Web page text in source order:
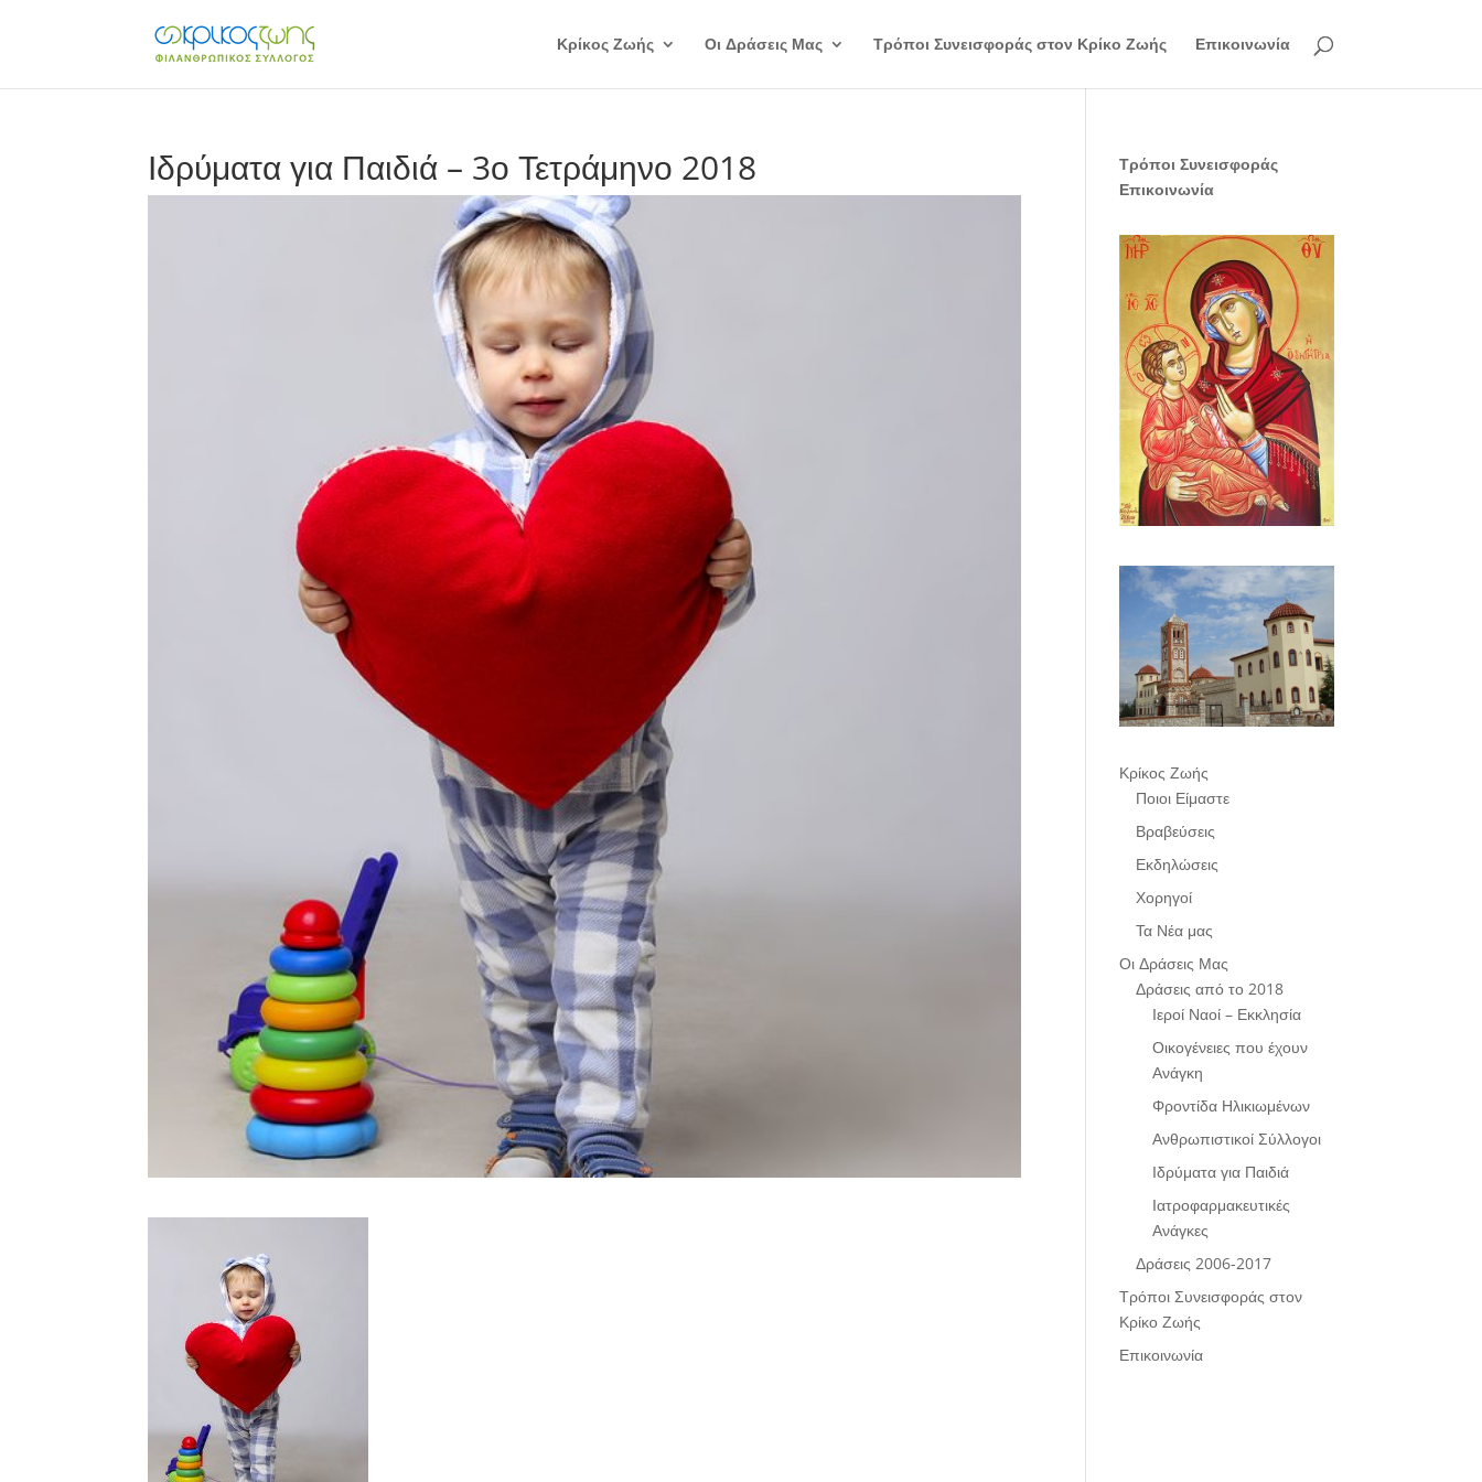
Κρίκος Ζωής Οι Δράσεις Μας Τρόποι Συνεισφοράς στον Κρίκο Ζωής Επικοινωνία
Ιδρύματα για Παιδιά – 3ο Τετράμηνο 2018
Τρόποι Συνεισφοράς
Επικοινωνία
Κρίκος Ζωής
Ποιοι Είμαστε
Βραβεύσεις
Εκδηλώσεις
Χορηγοί
Τα Νέα μας
Οι Δράσεις Μας
Δράσεις από το 2018
Ιεροί Ναοί – Εκκλησία
Οικογένειες που έχουν
Ανάγκη
Φροντίδα Ηλικιωμένων
Ανθρωπιστικοί Σύλλογοι
Ιδρύματα για Παιδιά
Ιατροφαρμακευτικές
Ανάγκες
Δράσεις 2006-2017
Τρόποι Συνεισφοράς στον
Κρίκο Ζωής
Επικοινωνία